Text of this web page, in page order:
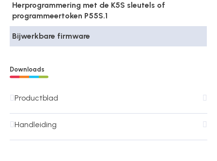
Herprogrammering met de K5S sleutels of
programmeertoken P55S.1
Bijwerkbare firmware
Downloads
Productblad
Handleiding